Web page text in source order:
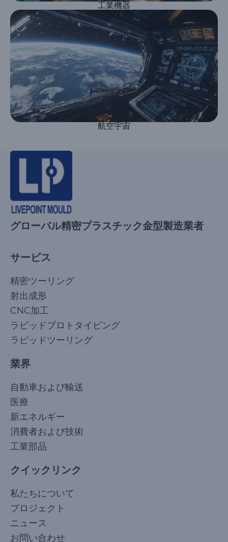
工業機器
航空宇宙
グローバル精密プラスチック金型製造業者
サービス
精密ツーリング
射出成形
CNC加工
ラピッドプロトタイピング
ラピッドツーリング
業界
自動車および輸送
医療
新エネルギー
消費者および技術
工業部品
クイックリンク
私たちについて
プロジェクト
ニュース
お問い合わせ